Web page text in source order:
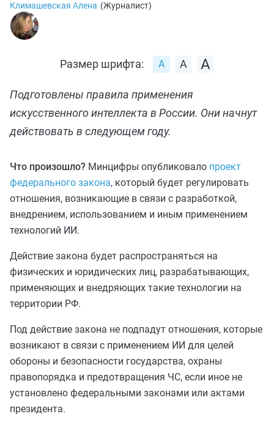
Климашевская Алена (Журналист)
Размер шрифта:
Подготовлены правила применения
искусственного интеллекта в России. Они начнут
действовать в следующем году.
Что произошло? Минцифры опубликовало проект
федерального закона, который будет регулировать
отношения, возникающие в связи с разработкой,
внедрением, использованием и иным применением
технологий ИИ.
Действие закона будет распространяться на
физических и юридических лиц, разрабатывающих,
применяющих и внедряющих такие технологии на
территории РФ.
Под действие закона не подпадут отношения, которые
возникают в связи с применением ИИ для целей
обороны и безопасности государства, охраны
правопорядка и предотвращения ЧС, если иное не
установлено федеральными законами или актами
президента.